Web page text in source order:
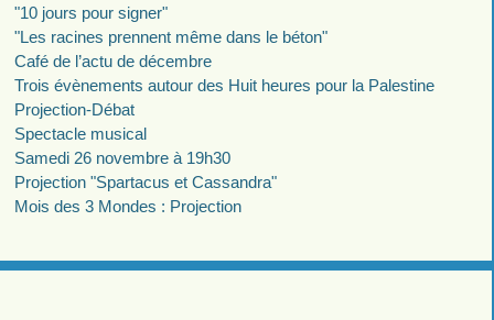
"10 jours pour signer"
"Les racines prennent même dans le béton"
Café de l’actu de décembre
Trois évènements autour des Huit heures pour la Palestine
Projection-Débat
Spectacle musical
Samedi 26 novembre à 19h30
Projection "Spartacus et Cassandra"
Mois des 3 Mondes : Projection